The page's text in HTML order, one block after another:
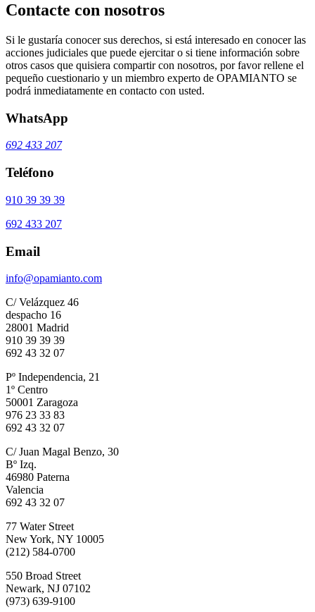
Contacte con nosotros
Si le gustaría conocer sus derechos, si está interesado en conocer las
acciones judiciales que puede ejercitar o si tiene información sobre
otros casos que quisiera compartir con nosotros, por favor rellene el
pequeño cuestionario y un miembro experto de OPAMIANTO se
podrá inmediatamente en contacto con usted.
WhatsApp
692 433 207
Teléfono
910 39 39 39
692 433 207
Email
info@opamianto.com
C/ Velázquez 46
despacho 16
28001 Madrid
910 39 39 39
692 43 32 07
Pº Independencia, 21
1º Centro
50001 Zaragoza
976 23 33 83
692 43 32 07
C/ Juan Magal Benzo, 30
Bº Izq.
46980 Paterna
Valencia
692 43 32 07
77 Water Street
New York, NY 10005
(212) 584-0700
550 Broad Street
Newark, NJ 07102
(973) 639-9100